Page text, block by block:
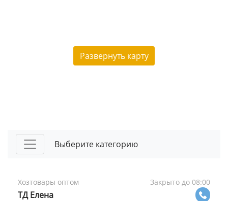
Развернуть карту
Выберите категорию
Хозтовары оптом Закрыто до 08:00
ТД Елена